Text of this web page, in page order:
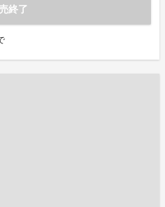
終了